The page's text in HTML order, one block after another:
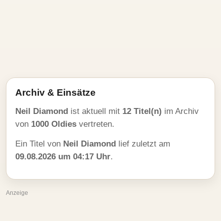
Archiv & Einsätze
Neil Diamond ist aktuell mit 12 Titel(n) im Archiv
von 1000 Oldies vertreten.
Ein Titel von Neil Diamond lief zuletzt am
09.08.2026 um 04:17 Uhr.
Anzeige